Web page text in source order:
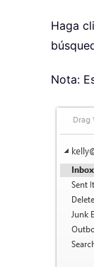
Haga
Nota: